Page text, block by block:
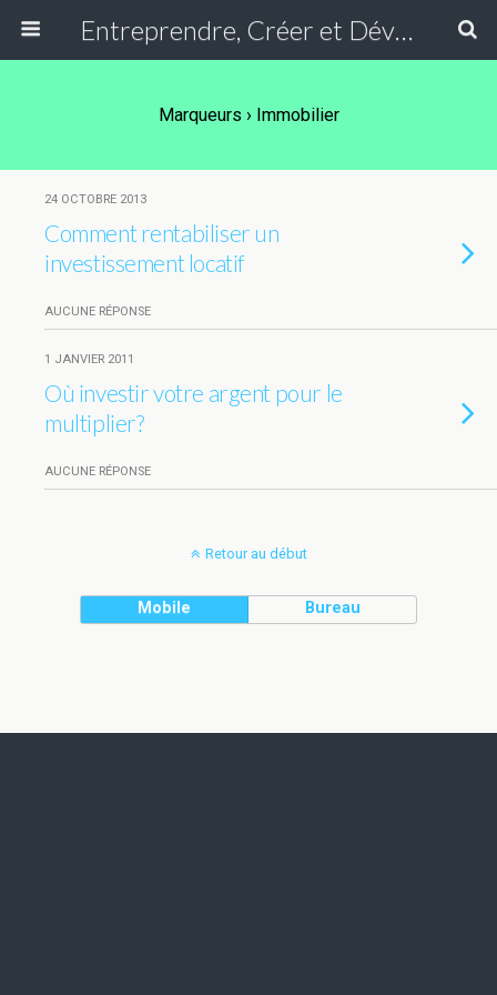
Entreprendre, Créer et Développer une entreprise, Faire travailler son argent
Marqueurs › Immobilier
24 OCTOBRE 2013
Comment rentabiliser un
investissement locatif
AUCUNE RÉPONSE
1 JANVIER 2011
Où investir votre argent pour le
multiplier?
AUCUNE RÉPONSE
Retour au début
Mobile Bureau